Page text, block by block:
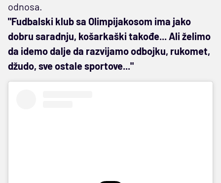
odnosa.
"Fudbalski klub sa Olimpijakosom ima jako
dobru saradnju, košarkaški takođe... Ali želimo
da idemo dalje da razvijamo odbojku, rukomet,
džudo, sve ostale sportove..."